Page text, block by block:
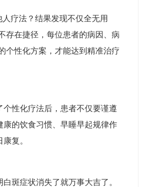
疗法？结果发现不仅全无用
存在捷径，每位患者的病因、病
个性化方案，才能达到精准治疗
性化疗法后，患者不仅要谨遵
的饮食习惯、早睡早起规律作
复。
斑症状消失了就万事大吉了。